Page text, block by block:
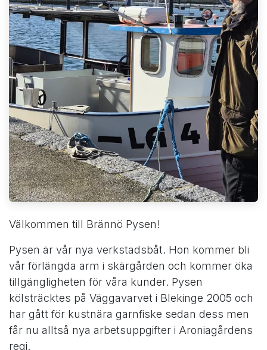
Välkommen till Brännö Pysen!
Pysen är vår nya verkstadsbåt. Hon kommer bli
vår förlängda arm i skärgården och kommer öka
tillgängligheten för våra kunder. Pysen
kölsträcktes på Väggavarvet i Blekinge 2005 och
har gått för kustnära garnfiske sedan dess men
får nu alltså nya arbetsuppgifter i Aroniagårdens
regi.